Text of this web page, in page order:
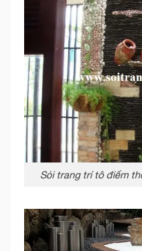
Sỏi trang trí tô điểm